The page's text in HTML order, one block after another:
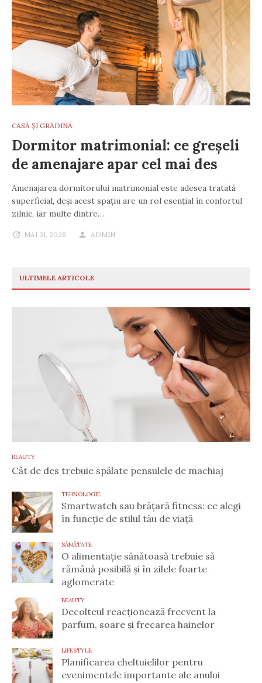
CASĂ ȘI GRĂDINĂ
Dormitor matrimonial: ce greșeli
de amenajare apar cel mai des
Amenajarea dormitorului matrimonial este adesea tratată
superficial, deși acest spațiu are un rol esențial în confortul
zilnic, iar multe dintre…
MAI 31, 2026 ADMIN
ULTIMELE ARTICOLE
BEAUTY
Cât de des trebuie spălate pensulele de machiaj
TEHNOLOGIE
Smartwatch sau brățară fitness: ce alegi
în funcție de stilul tău de viață
SĂNĂTATE
O alimentație sănătoasă trebuie să
rămână posibilă și în zilele foarte
aglomerate
BEAUTY
Decolteul reacționează frecvent la
parfum, soare și frecarea hainelor
LIFESTYLE
Planificarea cheltuielilor pentru
evenimentele importante ale anului